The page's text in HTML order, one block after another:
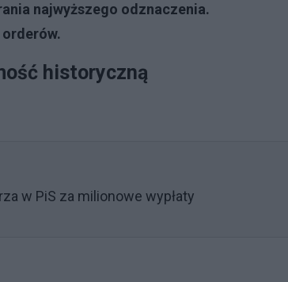
najwyższego odznaczenia.
historyczną
w PiS za milionowe wypłaty